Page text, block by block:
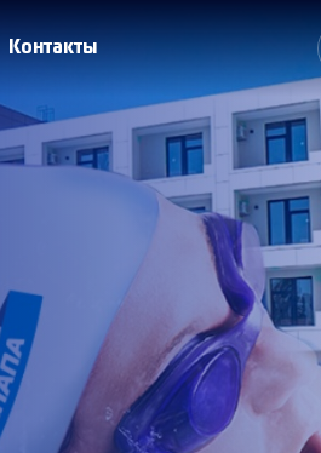
Контакты